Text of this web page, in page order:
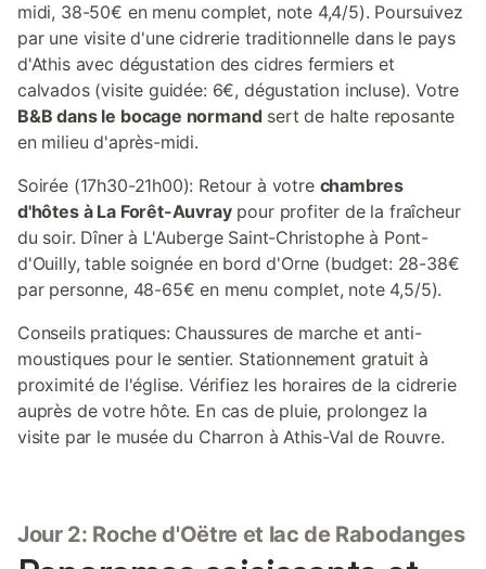
midi, 38-50€ en menu complet, note 4,4/5). Poursuivez
par une visite d'une cidrerie traditionnelle dans le pays
d'Athis avec dégustation des cidres fermiers et
calvados (visite guidée: 6€, dégustation incluse). Votre
B&B dans le bocage normandsert de halte reposante
en milieu d'après-midi.
Soirée (17h30-21h00): Retour à votre chambres
d'hôtes à La Forêt-Auvraypour profiter de la fraîcheur
du soir. Dîner à L'Auberge Saint-Christophe à Pont-
d'Ouilly, table soignée en bord d'Orne (budget: 28-38€
par personne, 48-65€ en menu complet, note 4,5/5).
Conseils pratiques: Chaussures de marche et anti-
moustiques pour le sentier. Stationnement gratuit à
proximité de l'église. Vérifiez les horaires de la cidrerie
auprès de votre hôte. En cas de pluie, prolongez la
visite par le musée du Charron à Athis-Val de Rouvre.
Jour 2: Roche d'Oëtre et lac de Rabodanges